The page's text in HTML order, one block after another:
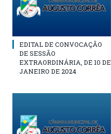
EDITAL DE CONVOCAÇÃO
DE SESSÃO
EXTRAORDINÁRIA, DE 10 DE
JANEIRO DE 2024